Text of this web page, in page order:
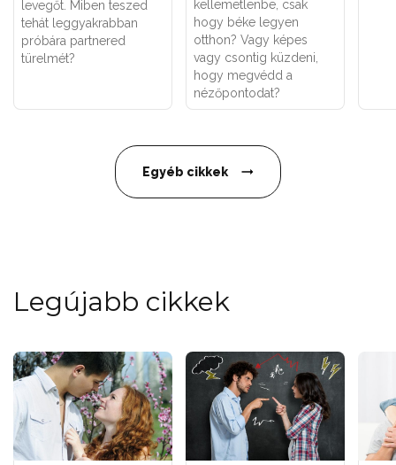
levegőt. Miben teszed
tehát leggyakrabban
próbára partnered
türelmét?
kellemetlenbe, csak
hogy béke legyen
otthon? Vagy képes
vagy csontig küzdeni,
hogy megvédd a
nézőpontodat?
Egyéb cikkek
Legújabb cikkek